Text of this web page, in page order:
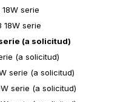
18W serie
18W serie
(a solicitud)
(a solicitud)
serie (a solicitud)
serie (a solicitud)